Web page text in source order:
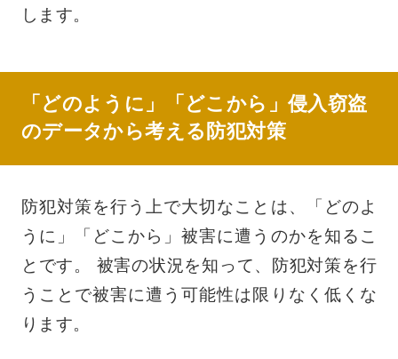
します。
「どのように」「どこから」侵入窃盗
のデータから考える防犯対策
防犯対策を行う上で大切なことは、「どのよ
うに」「どこから」被害に遭うのかを知るこ
とです。 被害の状況を知って、防犯対策を行
うことで被害に遭う可能性は限りなく低くな
ります。